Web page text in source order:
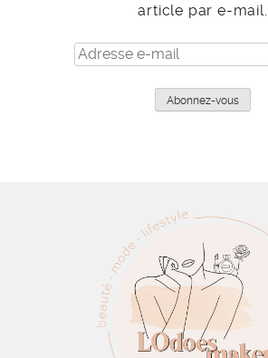
article par e-mail.
Adresse
e-
Abonnez-vous